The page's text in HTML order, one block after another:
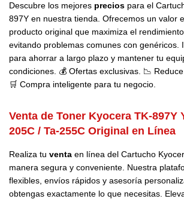
Descubre los mejores precios para el
897Y en nuestra tienda. Ofrecemos un valor
producto original que maximiza el
evitando problemas comunes con genéricos.
para ahorrar a largo plazo y mantener tu
condiciones. 💰 Ofertas exclusivas. 📉
🛒 Compra inteligente para tu negocio.
Venta de Toner Kyocera TK-897Y
205C / Ta-255C Original en Línea
Realiza tu venta en línea del Cartucho
manera segura y conveniente. Nuestra
flexibles, envíos rápidos y asesoría
obtengas exactamente lo que necesitas.